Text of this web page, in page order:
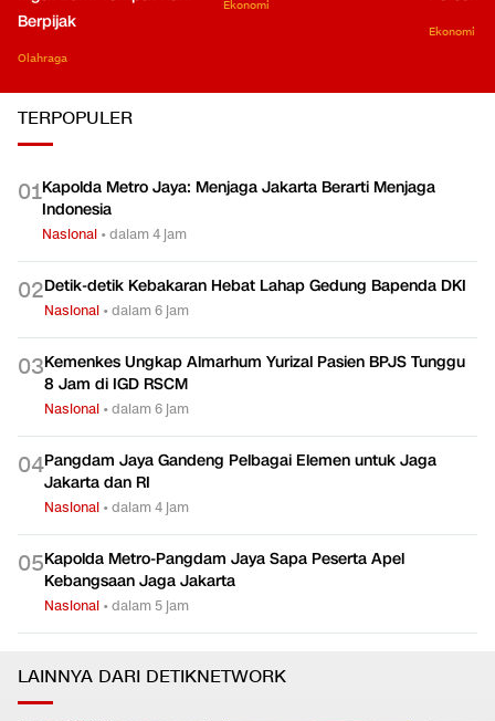
Berpijak
Olahraga
Ekonomi
Ekonomi
TERPOPULER
01Kapolda Metro Jaya: Menjaga Jakarta Berarti Menjaga
Indonesia
Nasional •dalam 4 jam
02Detik-detik Kebakaran Hebat Lahap Gedung Bapenda DKI
Nasional •dalam 6 jam
03Kemenkes Ungkap Almarhum Yurizal Pasien BPJS Tunggu
8 Jam di IGD RSCM
Nasional •dalam 6 jam
04Pangdam Jaya Gandeng Pelbagai Elemen untuk Jaga
Jakarta dan RI
Nasional •dalam 4 jam
05Kapolda Metro-Pangdam Jaya Sapa Peserta Apel
Kebangsaan Jaga Jakarta
Nasional •dalam 5 jam
LAINNYA DARI DETIKNETWORK